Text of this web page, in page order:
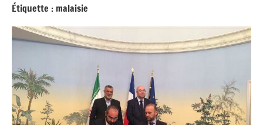
Étiquette : malaisie